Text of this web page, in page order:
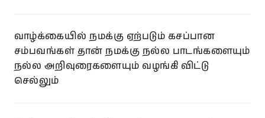
வாழ்க்கையில் நமக்கு ஏற்படும் கசப்பான
சம்பவங்கள் தான் நமக்கு நல்ல பாடங்களையும்
நல்ல அறிவுரைகளையும் வழங்கி விட்டு
செல்லும்